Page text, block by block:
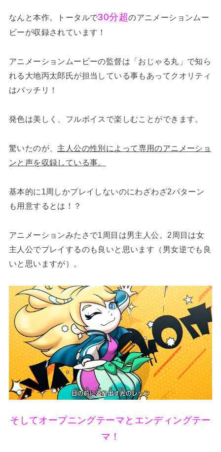
なんと本作。トータルで30分超のアニメーションムー
ビーが収録されています！
アニメーションムービーの監督は「おじゃる丸」で知ら
れる大地丙太郎氏が担当している事もあってクオリティ
はバッチリ！
発色は美しく、フルボイスで楽しむことができます。
驚いたのが、 主人公の性別によって専用のアニメーショ
ンと声を収録している事。
基本的に1周しかプレイしないのにわざわざ2パターン
も用意するとは！？
アニメーションみたさで1周目は男主人公。2周目は女
主人公でプレイするのも良いと思います（男女逆でも良
いと思いますが）。
そしてオープニングテーマとエンディングテー
マ！